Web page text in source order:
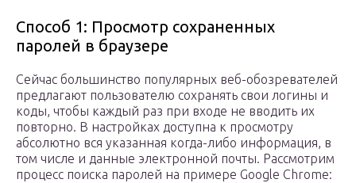
Способ 1: Просмотр сохраненных
паролей в браузере
Сейчас большинство популярных веб-обозревателей
предлагают пользователю сохранять свои логины и
коды, чтобы каждый раз при входе не вводить их
повторно. В настройках доступна к просмотру
абсолютно вся указанная когда-либо информация, в
том числе и данные электронной почты. Рассмотрим
процесс поиска паролей на примере Google Chrome: